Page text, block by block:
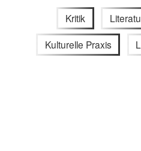
Kritik
Kulturelle Praxis